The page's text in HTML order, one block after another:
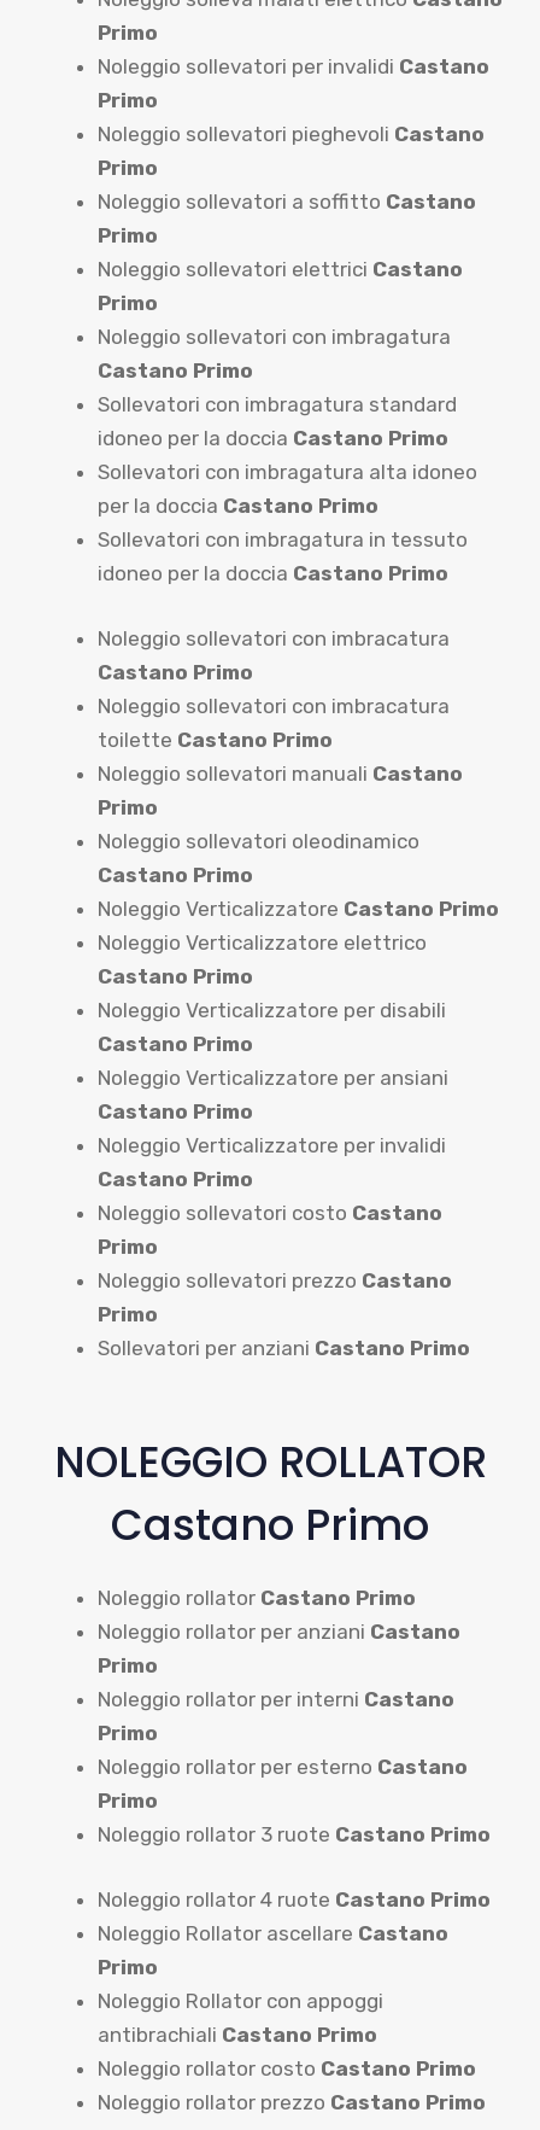
Primo
Noleggio sollevatori per invalidi Castano
Primo
Noleggio sollevatori pieghevoli Castano
Primo
Noleggio sollevatori a soffitto Castano
Primo
Noleggio sollevatori elettrici Castano
Primo
Noleggio sollevatori con imbragatura
Castano Primo
Sollevatori con imbragatura standard
idoneo per la doccia Castano Primo
Sollevatori con imbragatura alta idoneo
per la doccia Castano Primo
Sollevatori con imbragatura in tessuto
idoneo per la doccia Castano Primo
Noleggio sollevatori con imbracatura
Castano Primo
Noleggio sollevatori con imbracatura
toilette Castano Primo
Noleggio sollevatori manuali Castano
Primo
Noleggio sollevatori oleodinamico
Castano Primo
Noleggio Verticalizzatore Castano Primo
Noleggio Verticalizzatore elettrico
Castano Primo
Noleggio Verticalizzatore per disabili
Castano Primo
Noleggio Verticalizzatore per ansiani
Castano Primo
Noleggio Verticalizzatore per invalidi
Castano Primo
Noleggio sollevatori costo Castano
Primo
Noleggio sollevatori prezzo Castano
Primo
Sollevatori per anziani Castano Primo
NOLEGGIO ROLLATOR
Castano Primo
Noleggio rollator Castano Primo
Noleggio rollator per anziani Castano
Primo
Noleggio rollator per interni Castano
Primo
Noleggio rollator per esterno Castano
Primo
Noleggio rollator 3 ruote Castano Primo
Noleggio rollator 4 ruote Castano Primo
Noleggio Rollator ascellare Castano
Primo
Noleggio Rollator con appoggi
antibrachiali Castano Primo
Noleggio rollator costo Castano Primo
Noleggio rollator prezzo Castano Primo